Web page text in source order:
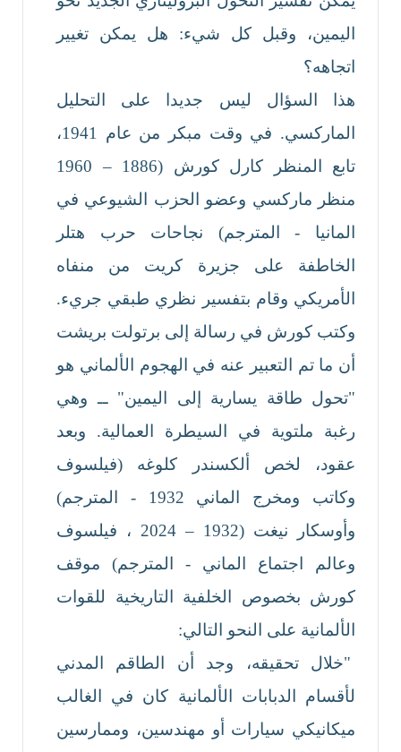
اليمين، وقبل كل شيء: هل يمكن تغيير
اتجاهه؟
هذا السؤال ليس جديدا على التحليل
الماركسي. في وقت مبكر من عام 1941،
تابع المنظر كارل كورش (1886 – 1960
منظر ماركسي وعضو الحزب الشيوعي في
المانيا - المترجم) نجاحات حرب هتلر
الخاطفة على جزيرة كريت من منفاه
الأمريكي وقام بتفسير نظري طبقي جريء.
وكتب كورش في رسالة إلى برتولت بريشت
أن ما تم التعبير عنه في الهجوم الألماني هو
"تحول طاقة يسارية إلى اليمين" ــ وهي
رغبة ملتوية في السيطرة العمالية. وبعد
عقود، لخص ألكسندر كلوغه (فيلسوف
وكاتب ومخرج الماني 1932 - المترجم)
وأوسكار نيغت (1932 – 2024 ، فيلسوف
وعالم اجتماع الماني - المترجم) موقف
كورش بخصوص الخلفية التاريخية للقوات
الألمانية على النحو التالي:
"خلال تحقيقه، وجد أن الطاقم المدني
لأقسام الدبابات الألمانية كان في الغالب
ميكانيكي سيارات أو مهندسين، وممارسين